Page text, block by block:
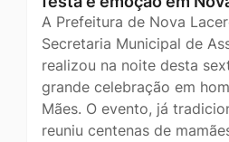
A Prefeitura de Nova
Secretaria Municipal de
realizou na noite desta
grande celebração em
Mães. O evento, já
reuniu centenas de